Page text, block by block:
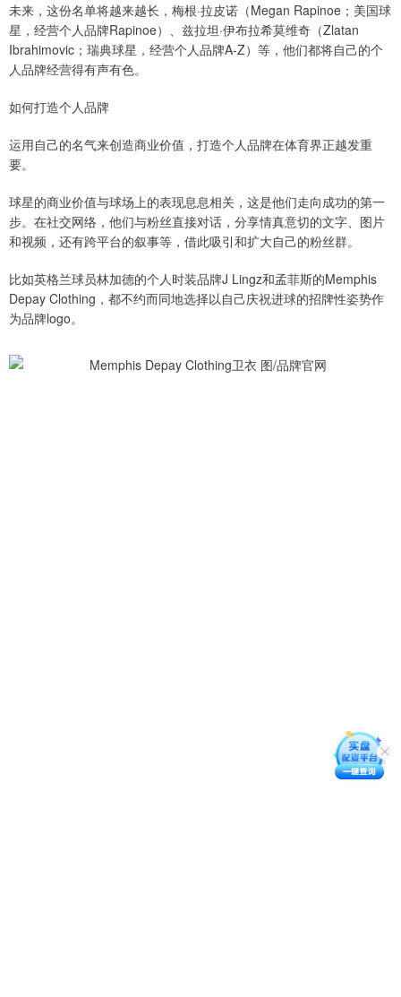
未来，这份名单将越来越长，梅根·拉皮诺（Megan Rapinoe；美国球
星，经营个人品牌Rapinoe）、兹拉坦·伊布拉希莫维奇（Zlatan
Ibrahimovic；瑞典球星，经营个人品牌A-Z）等，他们都将自己的个
人品牌经营得有声有色。
如何打造个人品牌
运用自己的名气来创造商业价值，打造个人品牌在体育界正越发重
要。
球星的商业价值与球场上的表现息息相关，这是他们走向成功的第一
步。在社交网络，他们与粉丝直接对话，分享情真意切的文字、图片
和视频，还有跨平台的叙事等，借此吸引和扩大自己的粉丝群。
比如英格兰球员林加德的个人时装品牌J Lingz和孟菲斯的Memphis
Depay Clothing，都不约而同地选择以自己庆祝进球的招牌性姿势作
为品牌logo。